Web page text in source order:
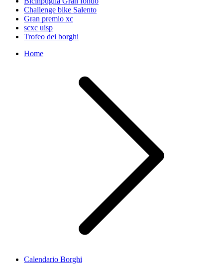
Challenge bike Salento
Gran premio xc
scxc uisp
Trofeo dei borghi
Home
Calendario Borghi